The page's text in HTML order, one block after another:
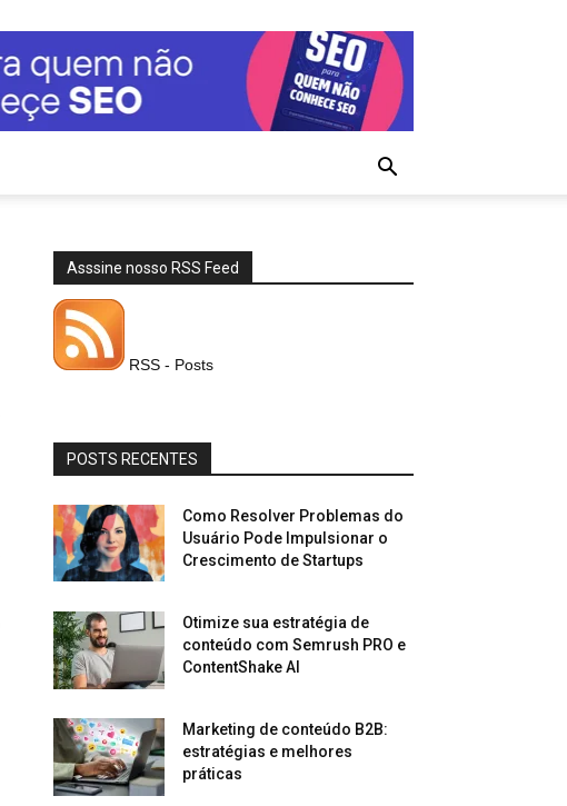
Asssine nosso RSS Feed
RSS - Posts
POSTS RECENTES
Como Resolver Problemas do
Usuário Pode Impulsionar o
Crescimento de Startups
Otimize sua estratégia de
conteúdo com Semrush PRO e
ContentShake AI
Marketing de conteúdo B2B:
estratégias e melhores
práticas